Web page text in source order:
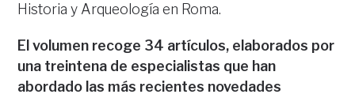
Historia y Arqueología en Roma.
El volumen recoge 34 artículos, elaborados por
una treintena de especialistas que han
abordado las más recientes novedades